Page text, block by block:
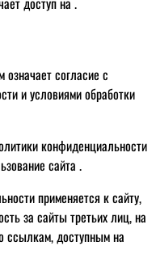
согласие с
и условиями обработки
конфиденциальности
сайта .
применяется к сайту,
за сайты третьих лиц, на
ссылкам, доступным на